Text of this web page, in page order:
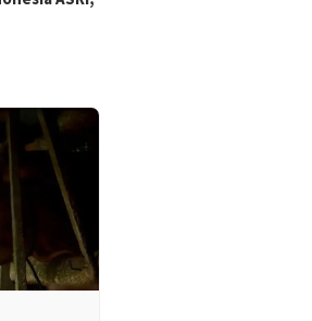
Praperadilan Raudi Akmal
Dikabulkan, Status
Tersangka Gugur